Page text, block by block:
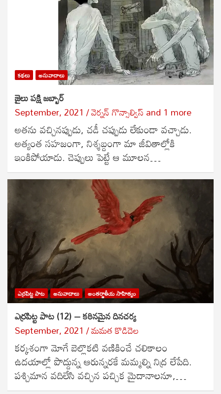
కథలు అనువాదాలు
జైలు పక్షి జబ్బార్
September, 2021 వెర్నన్ గొన్సాల్విస్and 1 more
అతను వచ్చినప్పుడు, చడీ చప్పుడు లేకుండా వచ్చాడు.
అత్యంత సహజంగా, నిశ్శబ్దంగా మా జీవితాల్లోకి
ఇంకిపోయాడు. చెప్పులు పెట్టే ఆ మూలన…
ఎర్రపిట్ట పాట అనువాదాలు అంతర్జాతీయ సాహిత్యం
ఎర్రపిట్ట పాట (12) – కఠినమైన దినచర్య
September, 2021 మమత కొడిదెల
కర్కశంగా మోగే బెల్లొకటి వణికించే చలికాలం
ఉదయాల్లో పొద్దున్న ఆరున్నరకే మమ్మల్ని నిద్ర లేపేది.
పశ్చిమాన వదిలేసి వచ్చిన పచ్చిక మైదానాలనూ,…